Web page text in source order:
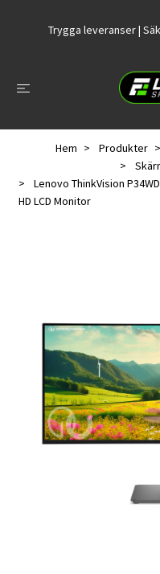
Trygga leveranser |
Hem Produkter
Lenovo ThinkVision
HD LCD Monitor